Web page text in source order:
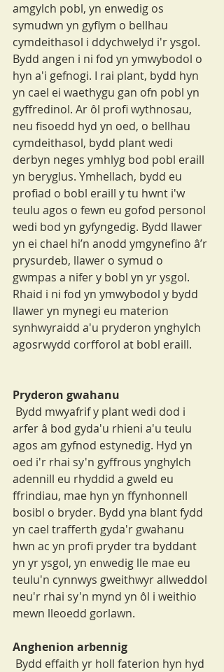
amgylch pobl, yn enwedig os
symudwn yn gyflym o bellhau
cymdeithasol i ddychwelyd i'r ysgol.
Bydd angen i ni fod yn ymwybodol o
hyn a'i gefnogi. I rai plant, bydd hyn
yn cael ei waethygu gan ofn pobl yn
gyffredinol. Ar ôl profi wythnosau,
neu fisoedd hyd yn oed, o bellhau
cymdeithasol, bydd plant wedi
derbyn neges ymhlyg bod pobl eraill
yn beryglus. Ymhellach, bydd eu
profiad o bobl eraill y tu hwnt i'w
teulu agos o fewn eu gofod personol
wedi bod yn gyfyngedig. Bydd llawer
yn ei chael hi’n anodd ymgynefino â’r
prysurdeb, llawer o symud o
gwmpas a nifer y bobl yn yr ysgol.
Rhaid i ni fod yn ymwybodol y bydd
llawer yn mynegi eu materion
synhwyraidd a'u pryderon ynghylch
agosrwydd corfforol at bobl eraill.
Pryderon gwahanu
arfer â bod gyda'u rhieni a'u teulu
agos am gyfnod estynedig. Hyd yn
oed i'r rhai sy'n gyffrous ynghylch
adennill eu rhyddid a gweld eu
ffrindiau, mae hyn yn ffynhonnell
bosibl o bryder. Bydd yna blant fydd
yn cael trafferth gyda'r gwahanu
hwn ac yn profi pryder tra byddant
yn yr ysgol, yn enwedig lle mae eu
teulu'n cynnwys gweithwyr allweddol
neu'r rhai sy'n mynd yn ôl i weithio
mewn lleoedd gorlawn.
Anghenion arbennig